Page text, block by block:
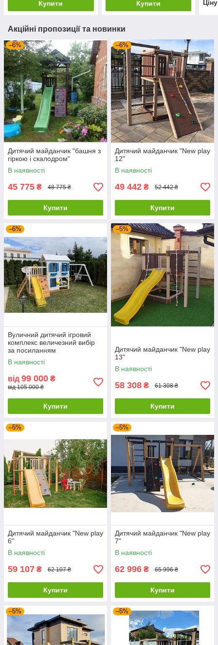
Купити Купити
Акційні пропозиції та новинки
–6%
Дитячий майданчик "башня з
гіркою і скалодром"
В наявності
45 775 ₴ 48 775 ₴
Купити
–6%
Дитячий майданчик "New play
12"
В наявності
49 442 ₴ 52 442 ₴
Купити
–6%
Вуличний дитячий ігровий
комплекс величезний вибір
за посиланням
В наявності
від 99 000 ₴
від 105 000 ₴
Купити
–5%
Дитячий майданчик "New play
13"
В наявності
58 308 ₴ 61 308 ₴
Купити
–5%
Дитячий майданчик "New play
6"
В наявності
59 107 ₴ 62 107 ₴
Купити
–5%
Дитячий майданчик "New play
7"
В наявності
62 996 ₴ 65 996 ₴
Купити
–5% –5%